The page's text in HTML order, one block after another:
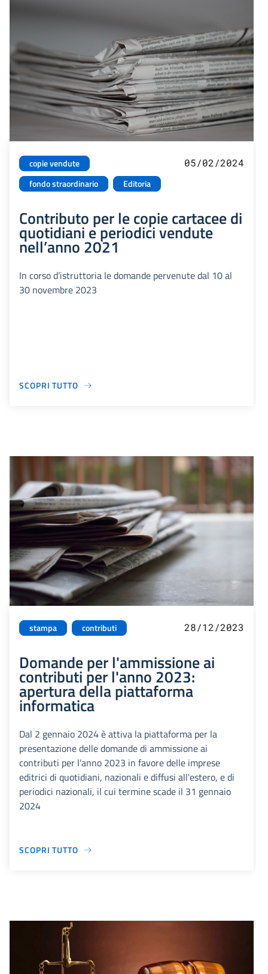
copie vendute
fondo straordinario
Editoria
05/02/2024
Contributo per le copie cartacee di
quotidiani e periodici vendute
nell’anno 2021
In corso d’istruttoria le domande pervenute dal 10 al
30 novembre 2023
SCOPRI TUTTO
stampa contributi 28/12/2023
Domande per l'ammissione ai
contributi per l'anno 2023:
apertura della piattaforma
informatica
Dal 2 gennaio 2024 è attiva la piattaforma per la
presentazione delle domande di ammissione ai
contributi per l’anno 2023 in favore delle imprese
editrici di quotidiani, nazionali e diffusi all'estero, e di
periodici nazionali, il cui termine scade il 31 gennaio
2024
SCOPRI TUTTO